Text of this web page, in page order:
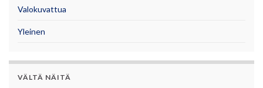
Valokuvattua
Yleinen
VÄLTÄ NÄITÄ